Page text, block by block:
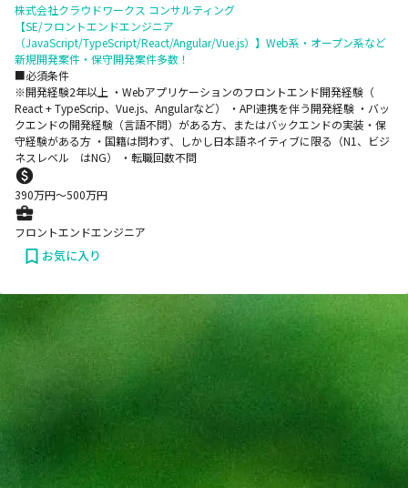
株式会社クラウドワークス コンサルティング
【SE/フロントエンドエンジニア
（JavaScript/TypeScript/React/Angular/Vue.js）】Web系・オープン系など
新規開発案件・保守開発案件多数！
■必須条件
※開発経験2年以上 ・Webアプリケーションのフロントエンド開発経験（
React + TypeScrip、Vue.js、Angularなど） ・API連携を伴う開発経験 ・バッ
クエンドの開発経験（言語不問）がある方、またはバックエンドの実装・保
守経験がある方 ・国籍は問わず、しかし日本語ネイティブに限る（N1、ビジ
ネスレベル はNG） ・転職回数不問
390万円〜500万円
フロントエンドエンジニア
お気に入り